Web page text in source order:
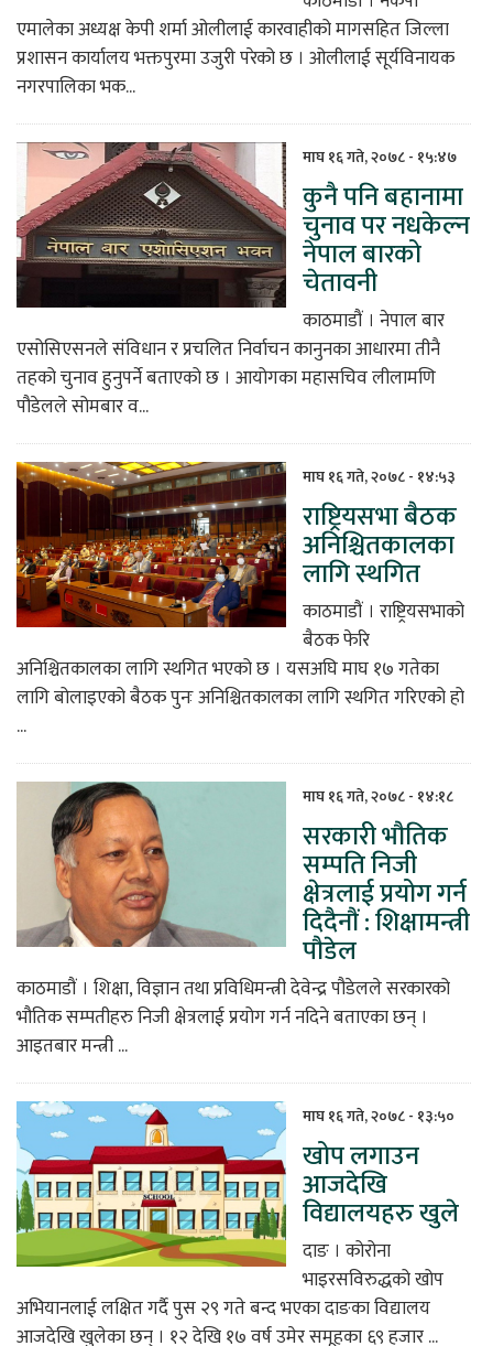
एमालेका अध्यक्ष केपी शर्मा ओलीलाई कारवाहीको मागसहित जिल्ला
प्रशासन कार्यालय भक्तपुरमा उजुरी परेको छ । ओलीलाई सूर्यविनायक
नगरपालिका भक...
माघ १६ गते, २०७८ - १५:४७
कुनै पनि बहानामा
चुनाव पर नधकेल्न
नेपाल बारको
चेतावनी
काठमाडौं । नेपाल बार
एसोसिएसनले संविधान र प्रचलित निर्वाचन कानुनका आधारमा तीनै
तहको चुनाव हुनुपर्ने बताएको छ । आयोगका महासचिव लीलामणि
पौडेलले सोमबार व...
माघ १६ गते, २०७८ - १४:५३
राष्ट्रियसभा बैठक
अनिश्चितकालका
लागि स्थगित
काठमाडौं । राष्ट्रियसभाको
बैठक फेरि
अनिश्चितकालका लागि स्थगित भएको छ । यसअघि माघ १७ गतेका
लागि बोलाइएको बैठक पुनः अनिश्चितकालका लागि स्थगित गरिएको हो
...
माघ १६ गते, २०७८ - १४:१८
सरकारी भौतिक
सम्पति निजी
क्षेत्रलाई प्रयोग गर्न
दिदैनौं : शिक्षामन्त्री
पौडेल
काठमाडौं । शिक्षा, विज्ञान तथा प्रविधिमन्त्री देवेन्द्र पौडेलले सरकारको
भौतिक सम्पतीहरु निजी क्षेत्रलाई प्रयोग गर्न नदिने बताएका छन् ।
आइतबार मन्त्री ...
माघ १६ गते, २०७८ - १३:५०
खोप लगाउन
आजदेखि
विद्यालयहरु खुले
दाङ । कोरोना
भाइरसविरुद्धको खोप
अभियानलाई लक्षित गर्दै पुस २९ गते बन्द भएका दाङका विद्यालय
आजदेखि खुलेका छन् । १२ देखि १७ वर्ष उमेर समूहका ६९ हजार ...